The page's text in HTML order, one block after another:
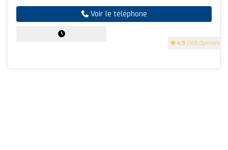
4.9 (168 Opinions)
Voir le téléphone